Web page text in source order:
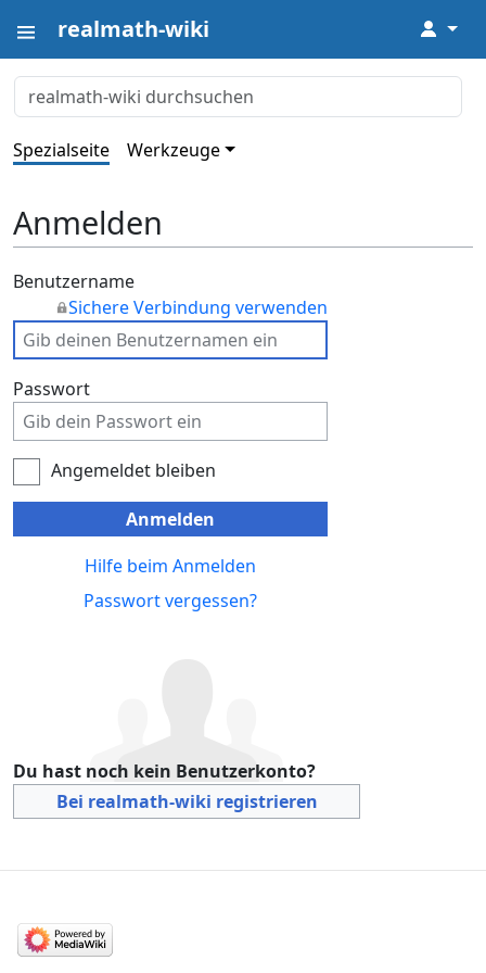
realmath-wiki ↓
Spezialseite Werkzeuge
Anmelden
Benutzername
Sichere Verbindung verwenden
Passwort
Angemeldet bleiben
Anmelden
Hilfe beim Anmelden
Passwort vergessen?
Du hast noch kein Benutzerkonto?
Bei realmath-wiki registrieren